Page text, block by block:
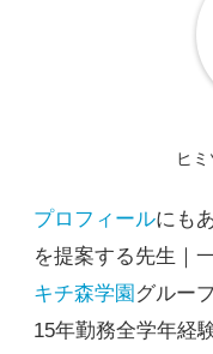
ヒ
プロフィールにも
を提案する先生｜
キチ森学園 グルー
15年勤務全学年経